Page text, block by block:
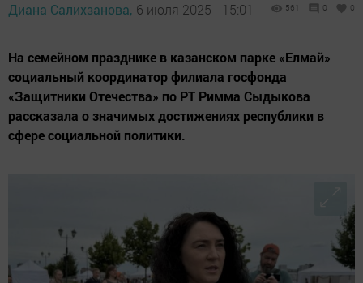
Диана Салихзанова, 6 июля 2025 - 15:01 561 0 0
На семейном празднике в казанском парке «Елмай»
социальный координатор филиала госфонда
«Защитники Отечества» по РТ Римма Сыдыкова
рассказала о значимых достижениях республики в
сфере социальной политики.